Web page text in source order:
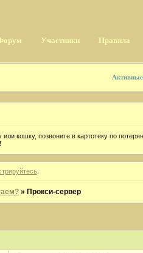
Участники Правила
кошку, позвоните в картотеку по
» Прокси-сервер